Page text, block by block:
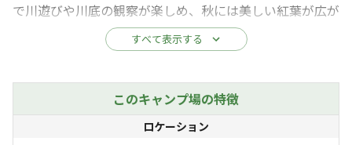
で川遊びや川底の観察が楽しめ、秋には美しい紅葉が広が
ります。冬には澄み切った夜空が広がり、四季折々の自然
の美しさを堪能できます。
場内には数十年の時を経て豊富に湧き出る富士山の湧き水
「セラビの泉」、10万年前の古富士火山の「女神の
すべて表示する
このキャンプ場の特徴
ロケーション